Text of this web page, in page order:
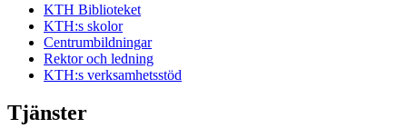
KTH Biblioteket
KTH:s skolor
Centrumbildningar
Rektor och ledning
KTH:s verksamhetsstöd
Tjänster